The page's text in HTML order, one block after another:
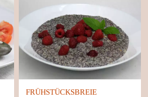
FRÜHSTÜCKSBREIE